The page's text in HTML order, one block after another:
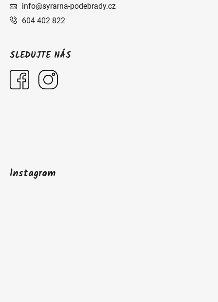
info@syrarna-podebrady.cz
604 402 822
SLEDUJTE NÁS
Instagram